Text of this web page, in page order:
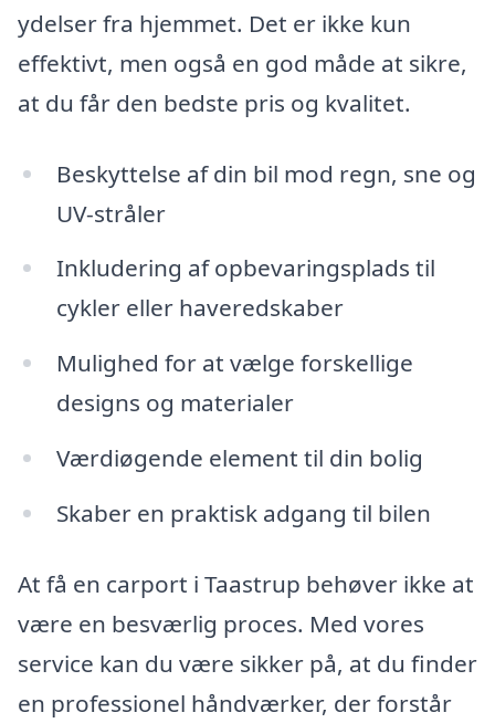
ydelser fra hjemmet. Det er ikke kun
effektivt, men også en god måde at sikre,
at du får den bedste pris og kvalitet.
Beskyttelse af din bil mod regn, sne og
UV-stråler
Inkludering af opbevaringsplads til
cykler eller haveredskaber
Mulighed for at vælge forskellige
designs og materialer
Værdiøgende element til din bolig
Skaber en praktisk adgang til bilen
At få en carport i Taastrup behøver ikke at
være en besværlig proces. Med vores
service kan du være sikker på, at du finder
en professionel håndværker, der forstår